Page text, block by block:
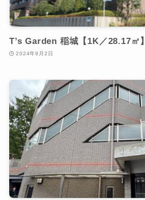
T’s Garden 稲城【1K／28.17㎡】
2024年9月2日